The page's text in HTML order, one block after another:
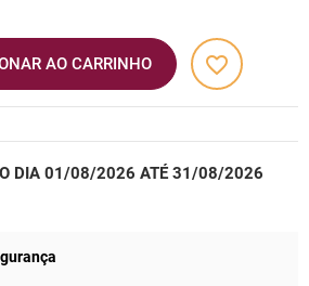
AO CARRINHO favorite_border
DIA 01/08/2026 ATÉ 31/08/2026